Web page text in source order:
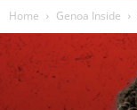
Home Genoa Inside